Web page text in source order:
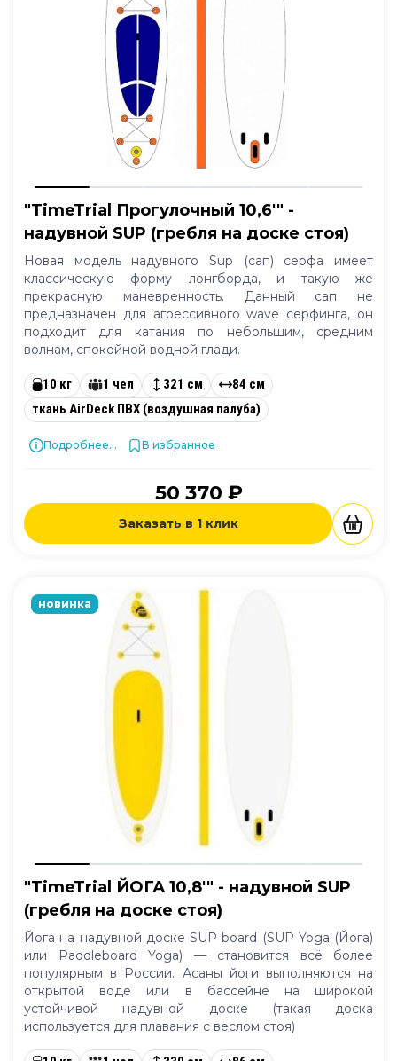
"TimeTrial Прогулочный 10,6'" -
надувной SUP (гребля на доске стоя)
Новая модель надувного Sup (сап) серфа имеет
классическую форму лонгборда, и такую же
прекрасную маневренность. Данный сап не
предназначен для агрессивного wave серфинга, он
подходит для катания по небольшим, средним
волнам, спокойной водной глади.
10 кг 1 чел 321 см
84 см
ткань AirDeck ПВХ (воздушная палуба)
Подробнее... В избранное
50 370 ₽
Заказать в 1 клик
новинка
"TimeTrial ЙОГА 10,8'" - надувной SUP
(гребля на доске стоя)
Йога на надувной доске SUP board (SUP Yoga (Йога)
или Paddleboard Yoga) — становится всё более
популярным в России. Асаны йоги выполняются на
открытой воде или в бассейне на широкой
устойчивой надувной доске (такая доска
используется для плавания с веслом стоя)